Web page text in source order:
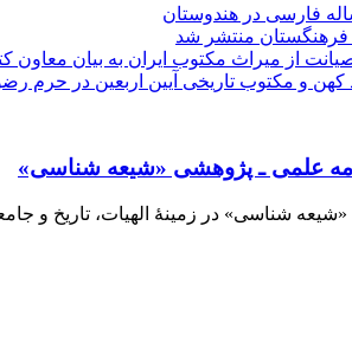
از میراث مکتوب ایران به بیان معاون
کهن و مکتوب تاریخی آیین اربعین در حرم
علمی ـ پژوهشی «شیعه شناسی»
در زمینۀ الهیات، تاریخ و جامعه‌شناسی شیعیان جهان (ش ۴۲،